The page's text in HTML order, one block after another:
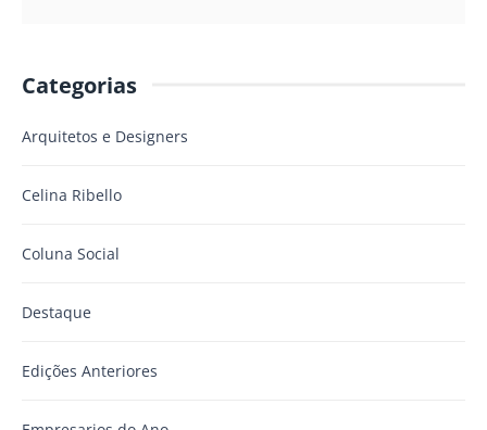
Categorias
Arquitetos e Designers
Celina Ribello
Coluna Social
Destaque
Edições Anteriores